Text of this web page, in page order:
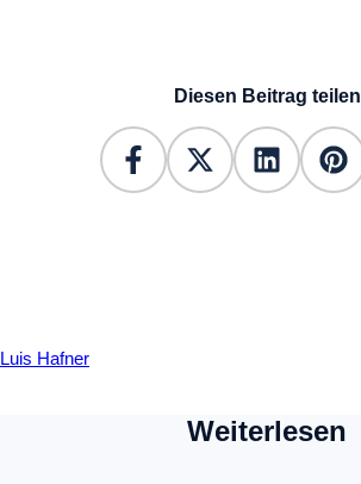
Diesen Beitrag teilen
Luis Hafner
Weiterlesen